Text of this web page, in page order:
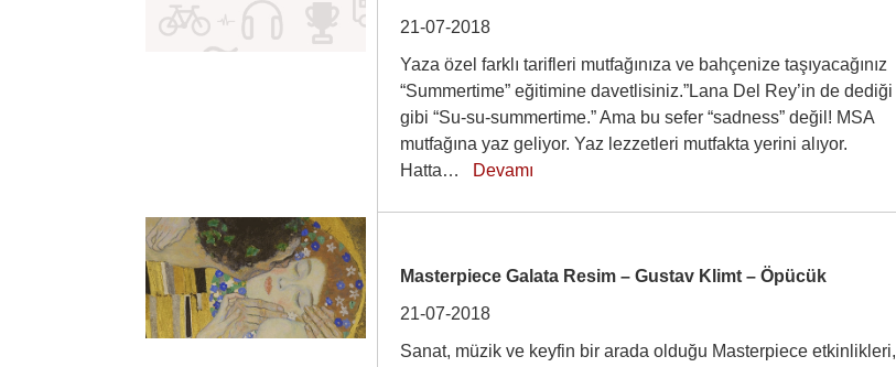
21-07-2018
Yaza özel farklı tarifleri mutfağınıza ve bahçenize taşıyacağınız
“Summertime” eğitimine davetlisiniz.”Lana Del Rey’in de dediği
gibi “Su-su-summertime.” Ama bu sefer “sadness” değil! MSA
mutfağına yaz geliyor. Yaz lezzetleri mutfakta yerini alıyor.
Hatta…
Devamı
Masterpiece Galata Resim – Gustav Klimt – Öpücük
21-07-2018
Sanat, müzik ve keyfin bir arada olduğu Masterpiece etkinlikleri,